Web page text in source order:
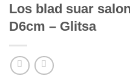
Los blad suar
D6cm – Glitsa